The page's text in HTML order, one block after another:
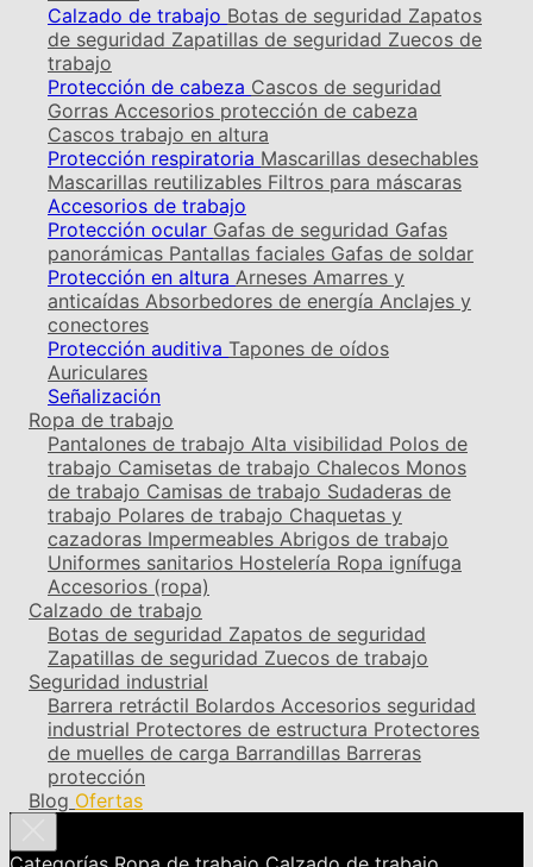
Calzado de trabajo Botas de seguridad Zapatos
de seguridad Zapatillas de seguridad Zuecos de
trabajo
Protección de cabeza Cascos de seguridad
Gorras Accesorios protección de cabeza
Cascos trabajo en altura
Protección respiratoria Mascarillas desechables
Mascarillas reutilizables Filtros para máscaras
Accesorios de trabajo
Protección ocular Gafas de seguridad Gafas
panorámicas Pantallas faciales Gafas de soldar
Protección en altura Arneses Amarres y
anticaídas Absorbedores de energía Anclajes y
conectores
Protección auditiva Tapones de oídos
Auriculares
Señalización
Ropa de trabajo
Pantalones de trabajo Alta visibilidad Polos de
trabajo Camisetas de trabajo Chalecos Monos
de trabajo Camisas de trabajo Sudaderas de
trabajo Polares de trabajo Chaquetas y
cazadoras Impermeables Abrigos de trabajo
Uniformes sanitarios Hostelería Ropa ignífuga
Accesorios (ropa)
Calzado de trabajo
Botas de seguridad Zapatos de seguridad
Zapatillas de seguridad Zuecos de trabajo
Seguridad industrial
Barrera retráctil Bolardos Accesorios seguridad
industrial Protectores de estructura Protectores
de muelles de carga Barrandillas Barreras
protección
Blog Ofertas